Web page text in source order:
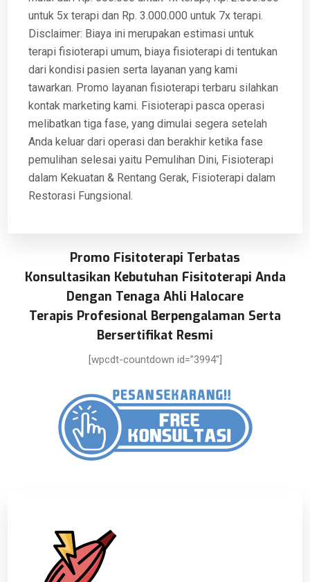
untuk 5x terapi dan Rp. 3.000.000 untuk 7x terapi.
Disclaimer: Biaya ini merupakan estimasi untuk
terapi fisioterapi umum, biaya fisioterapi di tentukan
dari kondisi pasien serta layanan yang kami
tawarkan. Promo layanan fisioterapi terbaru silahkan
kontak marketing kami. Fisioterapi pasca operasi
melibatkan tiga fase, yang dimulai segera setelah
Anda keluar dari operasi dan berakhir ketika fase
pemulihan selesai yaitu Pemulihan Dini, Fisioterapi
dalam Kekuatan & Rentang Gerak, Fisioterapi dalam
Restorasi Fungsional.
Promo Fisitoterapi Terbatas
Konsultasikan Kebutuhan Fisitoterapi Anda
Dengan Tenaga Ahli Halocare
Terapis Profesional Berpengalaman Serta
Bersertifikat Resmi
[wpcdt-countdown id=”3994″]